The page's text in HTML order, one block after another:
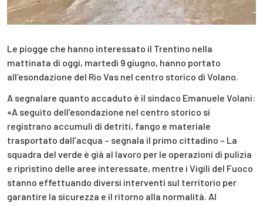
Le piogge che hanno interessato il Trentino nella
mattinata di oggi, martedì 9 giugno, hanno portato
all’esondazione del Rio Vas nel centro storico di Volano.
A segnalare quanto accaduto è il sindaco Emanuele Volani:
«A seguito dell’esondazione nel centro storico si
registrano accumuli di detriti, fango e materiale
trasportato dall’acqua – segnala il primo cittadino – La
squadra del verde è già al lavoro per le operazioni di pulizia
e ripristino delle aree interessate, mentre i Vigili del Fuoco
stanno effettuando diversi interventi sul territorio per
garantire la sicurezza e il ritorno alla normalità. Al